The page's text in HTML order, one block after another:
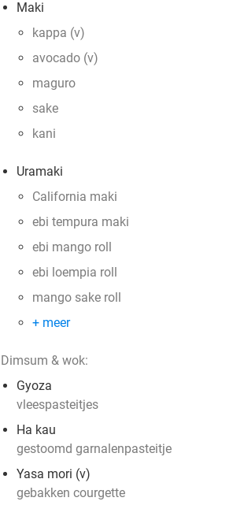
Maki
kappa (v)
avocado (v)
maguro
sake
kani
Uramaki
California maki
ebi tempura maki
ebi mango roll
ebi loempia roll
mango sake roll
+ meer
Dimsum & wok:
Gyoza
vleespasteitjes
Ha kau
gestoomd garnalenpasteitje
Yasa mori (v)
gebakken courgette